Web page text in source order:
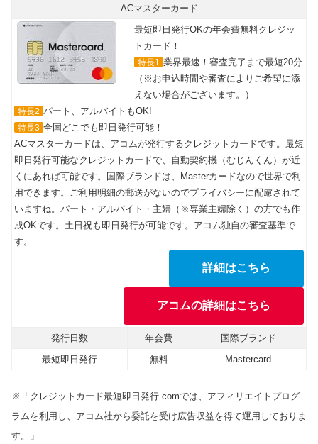
ACマスターカード
最短即日発行OKの年会費無料クレジッ
トカード！
特長1 業界最速！審査完了まで最短20分
（※お申込時間や審査によりご希望に添
えない場合がございます。）
特長2 パート、アルバイトもOK!
特長3 全国どこでも即日発行可能！
ACマスターカードは、アコムが発行するクレジットカードです。最短
即日発行可能なクレジットカードで、自動契約機（むじんくん）が近
くにあれば可能です。国際ブランドは、Masterカードなので世界で利
用できます。ご利用明細の郵送がないのでプライバシーに配慮されて
いますね。パート・アルバイト・主婦（※専業主婦除く）の方でも作
成OKです。土日祝も即日発行が可能です。アコム独自の審査基準で
す。
詳細はこちら
アコムの詳細はこちら
発行日数 年会費
国際ブランド
最短即日発行
無料 Mastercard
※「クレジットカード最短即日発行.comでは、アフィリエイトプログ
ラムを利用し、アコム社から委託を受け広告収益を得て運用しておりま
す。」